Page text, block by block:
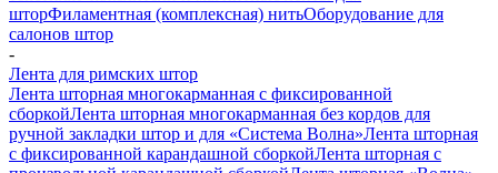
шторФиламентная (комплексная) нитьОборудование для
салонов штор
-
Лента для римских штор
Лента шторная многокарманная с фиксированной
сборкойЛента шторная многокарманная без кордов для
ручной закладки штор и для «Система Волна»Лента шторная
с фиксированной карандашной сборкойЛента шторная с